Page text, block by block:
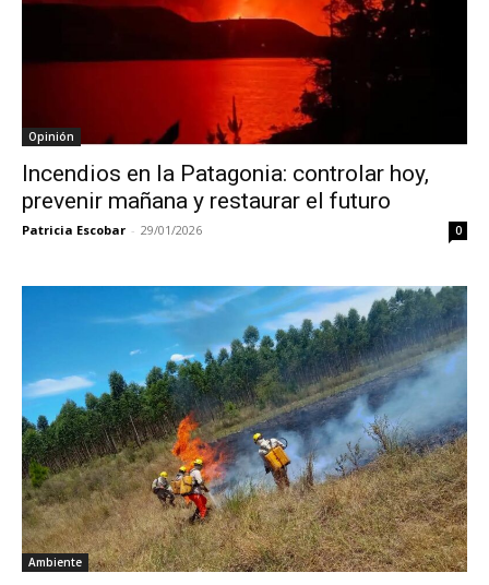
Opinión
Incendios en la Patagonia: controlar hoy,
prevenir mañana y restaurar el futuro
Patricia Escobar - 29/01/2026 0
Ambiente